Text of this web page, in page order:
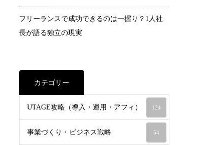
フリーランスで成功できるのは一握り？1人社
長が語る独立の現実
カテゴリー
UTAGE攻略（導入・運用・アフィ） 134
事業づくり・ビジネス戦略 54